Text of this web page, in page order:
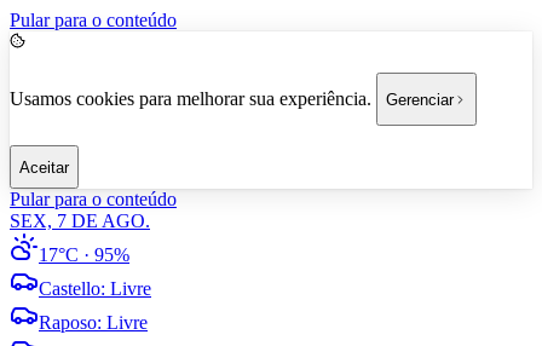
Pular para o conteúdo
Usamos cookies para melhorar sua experiência. Gerenciar
Aceitar
Pular para o conteúdo
SEX, 7 DE AGO.
17°C · 95%
Castello: Livre
Raposo: Livre